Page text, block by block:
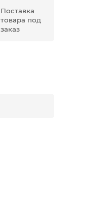
Поставка
товара под
заказ